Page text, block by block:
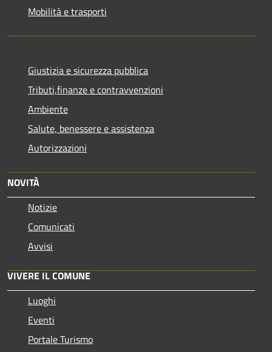
Mobilità e trasporti
Giustizia e sicurezza pubblica
Tributi,finanze e contravvenzioni
Ambiente
Salute, benessere e assistenza
Autorizzazioni
NOVITÀ
Notizie
Comunicati
Avvisi
VIVERE IL COMUNE
Luoghi
Eventi
Portale Turismo